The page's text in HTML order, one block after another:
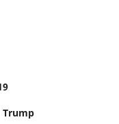
Trump